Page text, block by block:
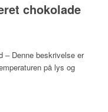
chokolade
– Denne beskrivelse er
på lys og